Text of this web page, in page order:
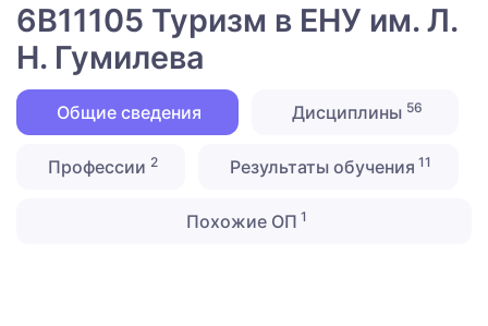
6B11105 Туризм в ЕНУ им. Л.
Н. Гумилева
Общие сведения Дисциплины 56
Профессии 2 Результаты обучения 11
Похожие ОП 1